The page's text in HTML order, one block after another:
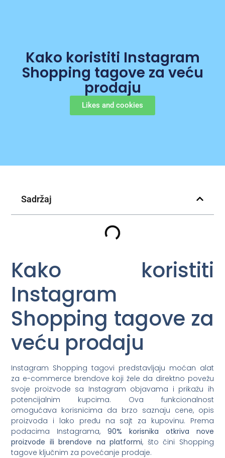
Kako koristiti Instagram
Shopping tagove za veću
prodaju
Likes and cookies
Sadržaj
Kako koristiti
Instagram
Shopping tagove za
veću prodaju
Instagram Shopping tagovi predstavljaju moćan alat
za e-commerce brendove koji žele da direktno povežu
svoje proizvode sa Instagram objavama i prikažu ih
potencijalnim kupcima. Ova funkcionalnost
omogućava korisnicima da brzo saznaju cene, opis
proizvoda i lako pređu na sajt za kupovinu. Prema
podacima Instagrama,90% korisnika otkriva nove
proizvode ili brendove na platformi, što čini Shopping
tagove ključnim za povećanje prodaje.